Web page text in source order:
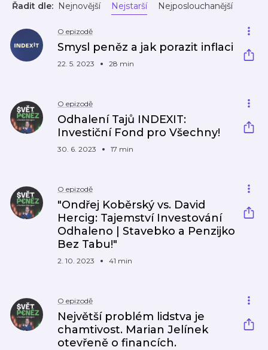
Řadit dle: Nejnovější Nejstarší Nejposlouchanější
O epizodě
Smysl peněz a jak porazit inflaci
22. 5. 2023 28 min
O epizodě
Odhalení Tajů INDEXIT:
Investiční Fond pro Všechny!
30. 6. 2023 17 min
O epizodě
"Ondřej Koběrský vs. David
Hercig: Tajemství Investování
Odhaleno | Stavebko a Penzijko
Bez Tabu!"
2. 10. 2023 41 min
O epizodě
Největší problém lidstva je
chamtivost. Marian Jelínek
otevřeně o financích.